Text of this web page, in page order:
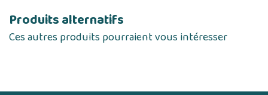
Produits alternatifs
Ces autres produits pourraient vous intéresser